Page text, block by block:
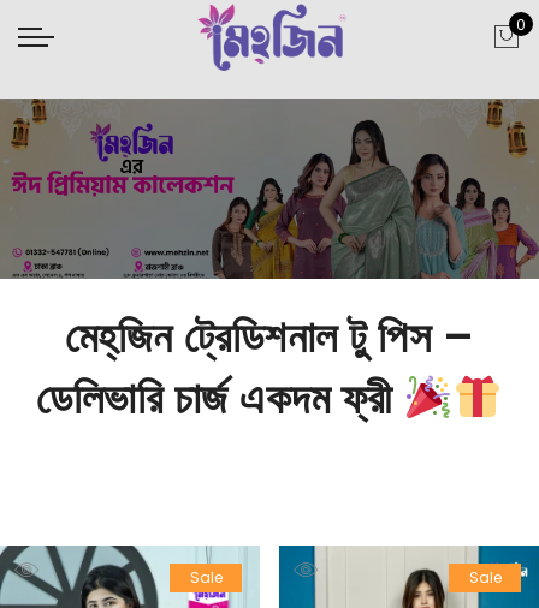
0
মেহ্‌জিন ট্রেডিশনাল টু পিস –
ডেলিভারি চার্জ একদম ফ্রী
Sale Sale